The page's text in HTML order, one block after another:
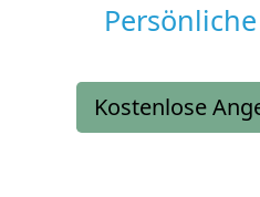
Kostenlose